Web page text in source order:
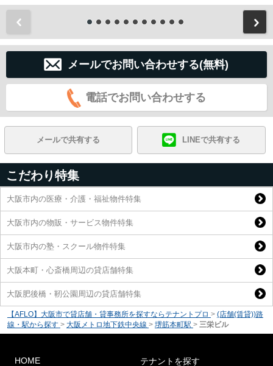
メールでお問い合わせする(無料)
電話でお問い合わせする
メールで共有する LINEで共有する
こだわり特集
大阪市内の医療・介護・福祉物件特集
大阪市内の物販・サービス物件特集
大阪市内の塾・スクール物件特集
大阪本町・心斎橋周辺の貸店舗特集
大阪肥後橋・靭公園周辺の貸店舗特集
【AFLO】大阪市で貸店舗・貸事務所を探すならテナントプロ > (店舗(賃貸))路
線・駅から探す > 大阪メトロ地下鉄中央線 > 堺筋本町駅 > 三栄ビル
HOME テナントを探す